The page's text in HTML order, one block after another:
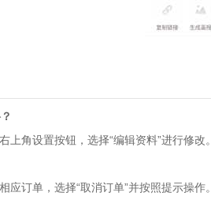
上角设置按钮，选择“编辑资料”进行修改。
应订单，选择“取消订单”并按照提示操作。